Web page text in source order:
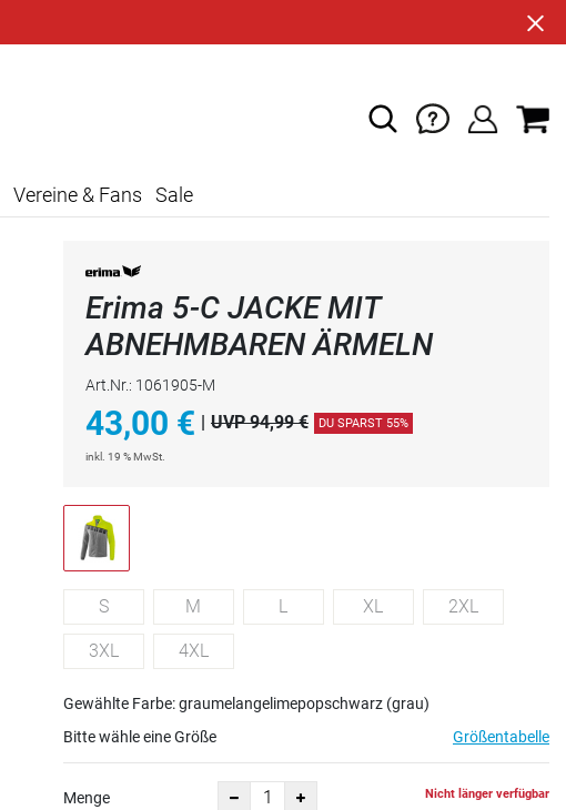
Vereine & Fans Sale
Erima 5-C JACKE MIT
ABNEHMBAREN ÄRMELN
Art.Nr.: 1061905-M
43,00 € UVP 94,99 € DU SPARST 55%
inkl. 19 % MwSt.
S M L XL 2XL
3XL 4XL
Gewählte Farbe: graumelangelimepopschwarz (grau)
Bitte wähle eine Größe
Größentabelle
Menge Nicht länger verfügbar